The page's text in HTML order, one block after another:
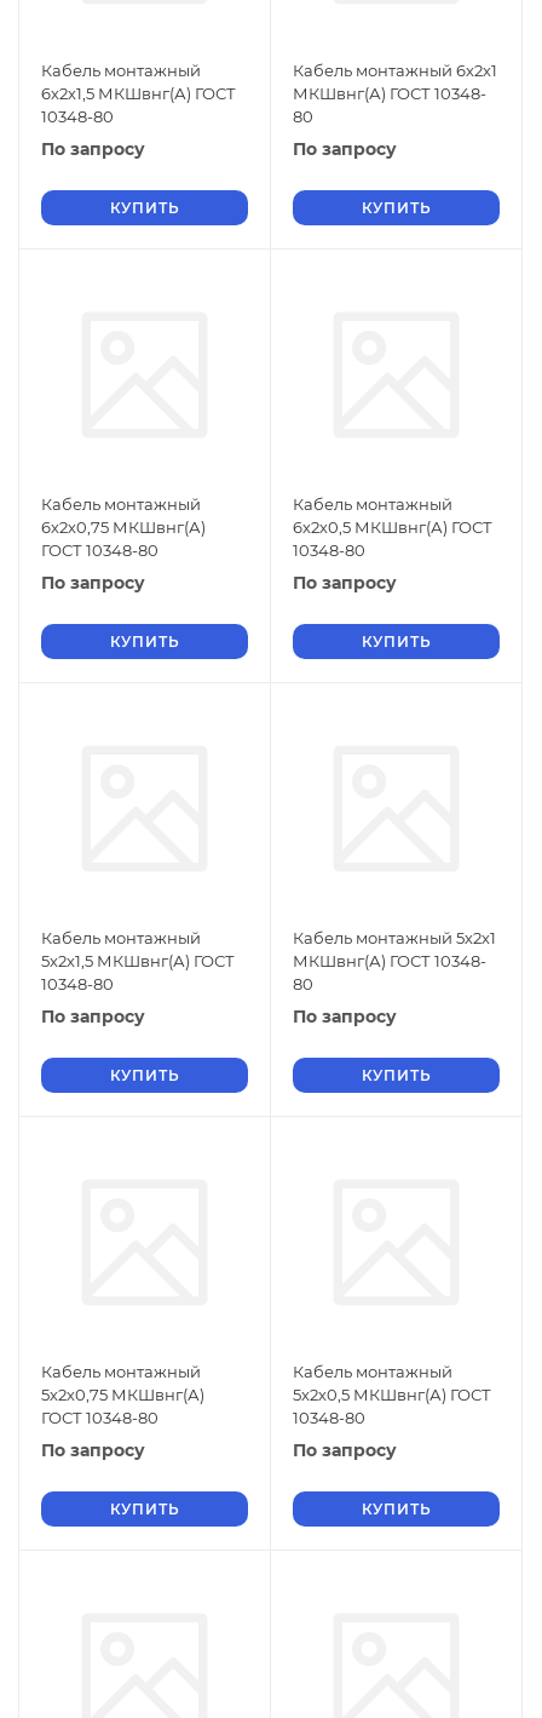
Кабель монтажный
6х2х1,5 МКШвнг(А) ГОСТ
10348-80
По запросу
КУПИТЬ
Кабель монтажный 6х2х1
МКШвнг(А) ГОСТ 10348-
80
По запросу
КУПИТЬ
Кабель монтажный
6х2х0,75 МКШвнг(А)
ГОСТ 10348-80
По запросу
КУПИТЬ
Кабель монтажный
6х2х0,5 МКШвнг(А) ГОСТ
10348-80
По запросу
КУПИТЬ
Кабель монтажный
5х2х1,5 МКШвнг(А) ГОСТ
10348-80
По запросу
КУПИТЬ
Кабель монтажный 5х2х1
МКШвнг(А) ГОСТ 10348-
80
По запросу
КУПИТЬ
Кабель монтажный
5х2х0,75 МКШвнг(А)
ГОСТ 10348-80
По запросу
КУПИТЬ
Кабель монтажный
5х2х0,5 МКШвнг(А) ГОСТ
10348-80
По запросу
КУПИТЬ